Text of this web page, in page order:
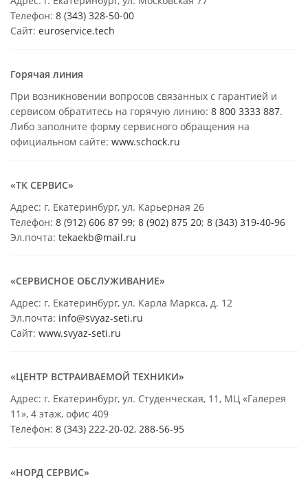
Телефон: 8 (343) 328-50-00
Сайт: euroservice.tech
Горячая линия
При возникновении вопросов связанных с гарантией и
сервисом обратитесь на горячую линию: 8 800 3333 887.
Либо заполните форму сервисного обращения на
официальном сайте: www.schock.ru
«ТК СЕРВИС»
Адрес: г. Екатеринбург, ул. Карьерная 26
Телефон: 8 (912) 606 87 99; 8 (902) 875 20; 8 (343) 319-40-96
Эл.почта: tekaekb@mail.ru
«СЕРВИСНОЕ ОБСЛУЖИВАНИЕ»
Адрес: г. Екатеринбург, ул. Карла Маркса, д. 12
Эл.почта: info@svyaz-seti.ru
Сайт: www.svyaz-seti.ru
«ЦЕНТР ВСТРАИВАЕМОЙ ТЕХНИКИ»
Адрес: г. Екатеринбург, ул. Студенческая, 11, МЦ «Галерея
11», 4 этаж, офис 409
Телефон: 8 (343) 222-20-02, 288-56-95
«НОРД СЕРВИС»